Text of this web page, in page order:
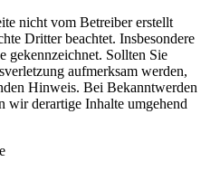
nicht vom Betreiber erstellt
Dritter beachtet. Insbesondere
gekennzeichnet. Sollten Sie
aufmerksam werden,
Hinweis. Bei Bekanntwerden
wir derartige Inhalte umgehend